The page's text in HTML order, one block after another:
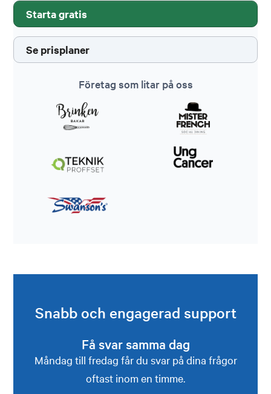
Starta gratis
Se prisplaner
Företag som litar på oss
Snabb och engagerad support
Få svar samma dag
Måndag till fredag får du svar på dina frågor
oftast inom en timme.